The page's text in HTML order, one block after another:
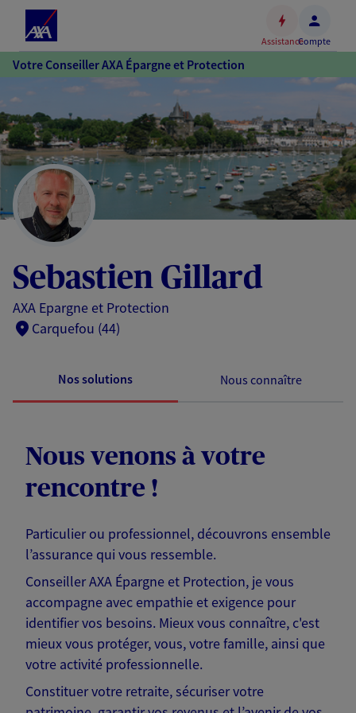
Accéder
au
contenu
principal
Accéder
au
pied
de
page
AssistanceCompte
Votre Conseiller AXA Épargne et Protection
Sebastien Gillard
AXA Epargne et Protection
Carquefou (44)
Nos solutions Nous connaître
Nous venons à votre
rencontre !
Particulier ou professionnel, découvrons ensemble
l’assurance qui vous ressemble.
Conseiller AXA Épargne et Protection, je vous
accompagne avec empathie et exigence pour
identifier vos besoins. Mieux vous connaître, c'est
mieux vous protéger, vous, votre famille, ainsi que
votre activité professionnelle.
Constituer votre retraite, sécuriser votre